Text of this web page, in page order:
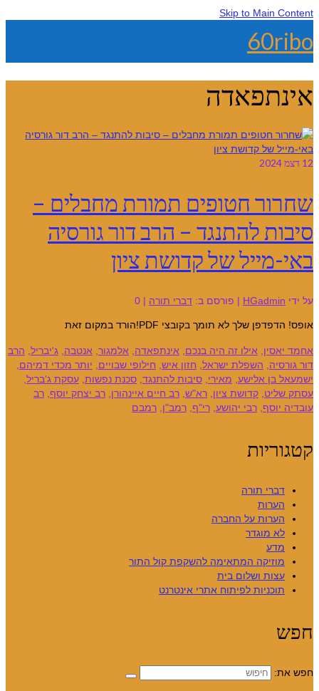
Skip to Main Content
60ribo
אינתפאדה
12דצמ 2024
שחרור חטופים תמורת מחבלים –
סיבות להתנגד – הרב דור גורסיה
באי-מייל של קדושת ציון
על ידי HGadmin
| פורסם ב: דברי תורה |
0
אופס! הדפדפן שלך לא תומך בקובצי PDF!הורד במקום זאת
אחמד יאסין, אילו זה היה בנכם, אינתפאדה, אלמגור, אנטבה, ג'יבריל, הרב
דור גורסיה, השפלת ישראל, חזון איש, חילופי שבויים, יותר מכדי דמיהם,
ישמעאל בן אלישע, מאירי, סיבות להתנגד, סכנת נפשות, עסקת ג'בריל,
עסתק שליט, קדושת ציון, רא"ש, רב חיים איינהורן, רב יצחק יוסף, רב
עובדיה יוסף, רבי יהושע, רי"ף, רמב"ן, רמבם
קטגוריות
דברי תורה
הערות
הערות על החברה
לא מוגדר
מדע
מוזיקה המתאימה להשקפת קול התור
עצות ושלום בית
תוכניות לפיתוח אתרי אינטרנט
חפש
חפש את: